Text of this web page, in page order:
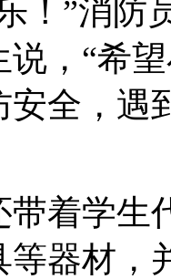
！”消防
说，“希
全，遇
带着学生
等器材，